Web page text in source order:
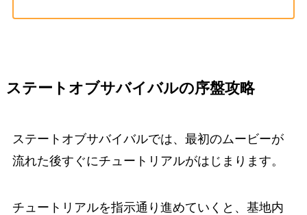
ステートオブサバイバルの序盤攻略
ステートオブサバイバルでは、最初のムービーが
流れた後すぐにチュートリアルがはじまります。
チュートリアルを指示通り進めていくと、基地内